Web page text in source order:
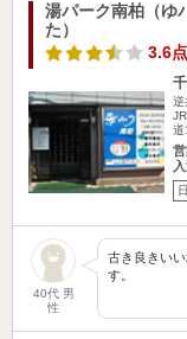
湯パーク南柏（ゆ
た）
3.6点
逆
道
40代 男
性
古き良きい
す。